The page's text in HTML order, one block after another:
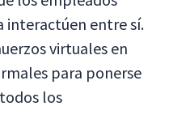
interactúen entre sí.
virtuales en
para ponerse
los